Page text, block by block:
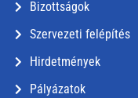
Bizottságok
Szervezeti felépítés
Hirdetmények
Pályázatok